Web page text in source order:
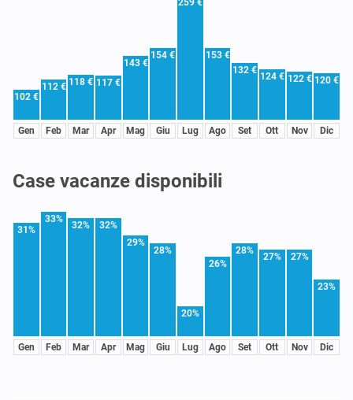
102 €
Gen
112 €
Feb
118 €
Mar
117 €
Apr
143 €
Mag
154 €
Giu
259 €
Lug
153 €
Ago
132 €
Set
124 €
Ott
122 €
Nov
120 €
Dic
Case vacanze disponibili
31%
Gen
33%
Feb
32%
Mar
32%
Apr
29%
Mag
28%
Giu
20%
Lug
26%
Ago
28%
Set
27%
Ott
27%
Nov
23%
Dic